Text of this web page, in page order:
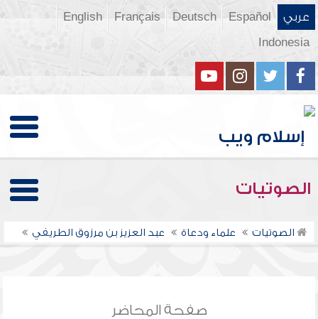
عربي Español
Deutsch
Français
English
Indonesia
الصوتيات
الصوتيات علماء ودعاة عبد العزيز بن مرزوق الطريفي
صفحة المحاضر